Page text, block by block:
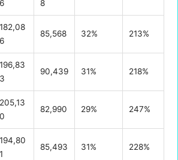
6
8
182,08
6
85,568 32% 213%
196,83
3
90,439 31% 218%
205,13
0
82,990 29% 247%
194,80
1
85,493 31% 228%